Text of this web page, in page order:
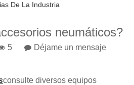
De La Industria
neumáticos?
5 Déjame un mensaje
consulte diversos equipos